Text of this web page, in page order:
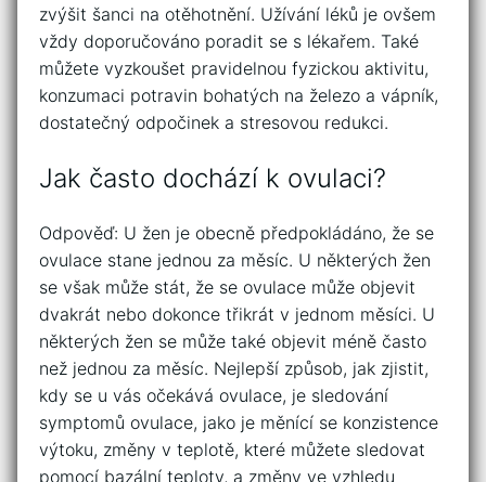
zvýšit šanci na otěhotnění. Užívání léků je ovšem
vždy doporučováno poradit se s lékařem. Také
můžete vyzkoušet pravidelnou fyzickou aktivitu,
konzumaci potravin bohatých na železo a vápník,
dostatečný odpočinek a stresovou redukci.
Jak často dochází k ovulaci?
Odpověď: U žen je obecně předpokládáno, že se
ovulace stane jednou za měsíc. U některých žen
se však může stát, že se ovulace může objevit
dvakrát nebo dokonce třikrát v jednom měsíci. U
některých žen se může také objevit méně často
než jednou za měsíc. Nejlepší způsob, jak zjistit,
kdy se u vás očekává ovulace, je sledování
symptomů ovulace, jako je měnící se konzistence
výtoku, změny v teplotě, které můžete sledovat
pomocí bazální teploty, a změny ve vzhledu